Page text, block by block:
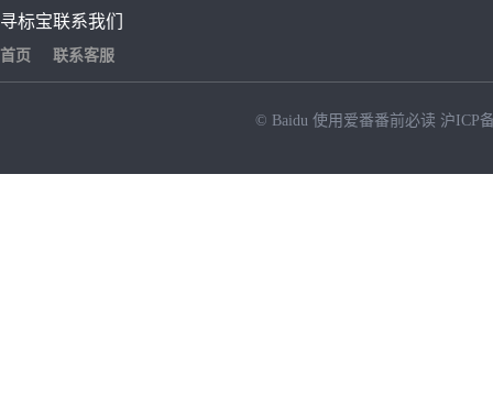
寻标宝
首页
联系我们
联系客服
© Baidu 使用爱番番前必读 沪ICP